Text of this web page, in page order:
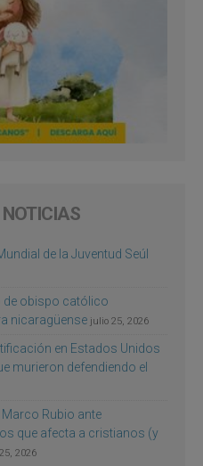
de la Juventud Seúl
de obispo católico
nicaragüense julio 25, 2026
en Estados Unidos
murieron defendiendo el
Rubio ante
que afecta a cristianos (y
2026